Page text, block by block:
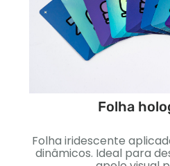
Folha
Folha iridescente
dinâmicos. Ideal para